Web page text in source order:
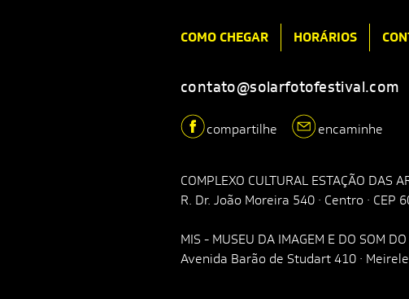
COMO CHEGAR HORÁRIOS
contato@solarfotofestival.com
compartilhe encaminhe
COMPLEXO CULTURAL ESTAÇÃO DAS
R. Dr. João Moreira 540 · Centro · CEP
MIS - MUSEU DA IMAGEM E DO SOM
Avenida Barão de Studart 410 ·